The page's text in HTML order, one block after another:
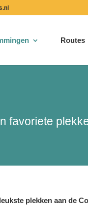
Routes
favoriete
plekken aan de